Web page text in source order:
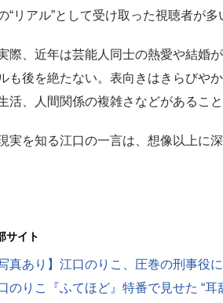
“リアル”として受け取った視聴者が多
際、近年は芸能人同士の熱愛や結婚
も後を絶たない。表向きはきらびや
活、人間関係の複雑さなどがあるこ
実を知る江口の一言は、想像以上に深
サイト